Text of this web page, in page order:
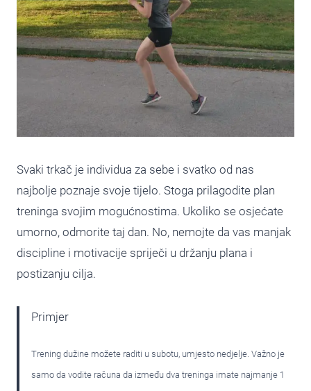
Svaki trkač je individua za sebe i svatko od nas
najbolje poznaje svoje tijelo. Stoga prilagodite plan
treninga svojim mogućnostima. Ukoliko se osjećate
umorno, odmorite taj dan. No, nemojte da vas manjak
discipline i motivacije spriječi u držanju plana i
postizanju cilja.
Primjer
Trening dužine možete raditi u subotu, umjesto nedjelje. Važno je
samo da vodite računa da između dva treninga imate najmanje 1